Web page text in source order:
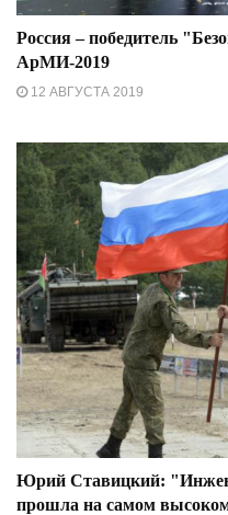
Россия – победитель
АрМИ-2019
12 АВГУСТА 2019
Юрий Ставицкий:
прошла на самом